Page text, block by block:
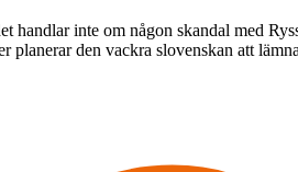
handlar inte om någon skandal med
planerar den vackra slovenskan att